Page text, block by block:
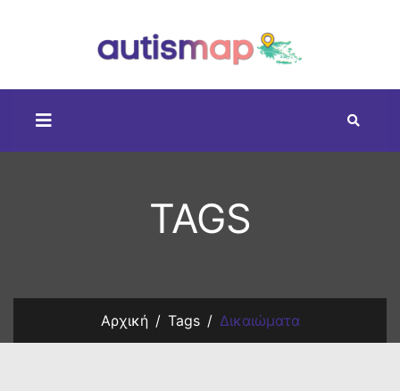
TAGS
Αρχική Tags Δικαιώματα